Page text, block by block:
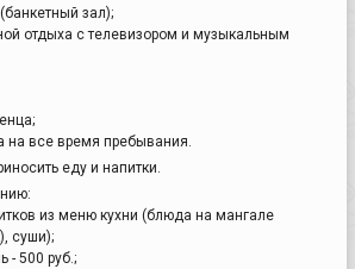
зал);
отдыха с телевизором и музыкальным
на все время пребывания.
еду и напитки.
из меню кухни (блюда на мангале
суши);
- 500 руб.;